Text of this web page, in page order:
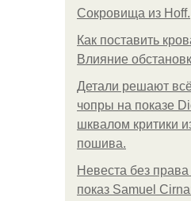
Сокровища из Hoff.
Как поставить
Влияние
Детали решают
чопры на показе
шквалом критики
пошива.
Невеста без
показ Samuel